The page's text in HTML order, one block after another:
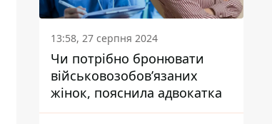
13:58, 27 серпня 2024
Чи потрібно бронювати
військовозобов’язаних
жінок, пояснила адвокатка